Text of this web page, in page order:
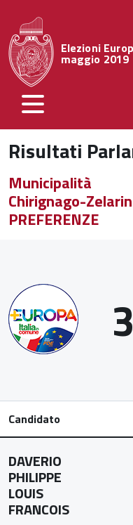
Elezioni
maggio 2019
Risultati
Municipalità
Chirignago-
PREFERENZE
Candidato
DAVERIO
PHILIPPE
LOUIS
FRANCOIS